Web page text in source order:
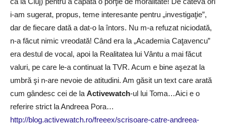
i-am sugerat, propus, teme interesante pentru „investigaţie”,
dar de fiecare dată a dat-o la întors. Nu m-a refuzat niciodată,
n-a făcut nimic vreodată! Când era la „Academia Caţavencu”
era destul de vocal, apoi la Realitatea lui Vântu a mai făcut
valuri, pe care le-a continuat la TVR. Acum e bine aşezat la
umbră şi n-are nevoie de atitudini. Am găsit un text care arată
cum gândesc cei de la Activewatch-ul lui Toma…Aici e o
referire strict la Andreea Pora…
http://blog.activewatch.ro/freeex/scrisoare-catre-andreea-